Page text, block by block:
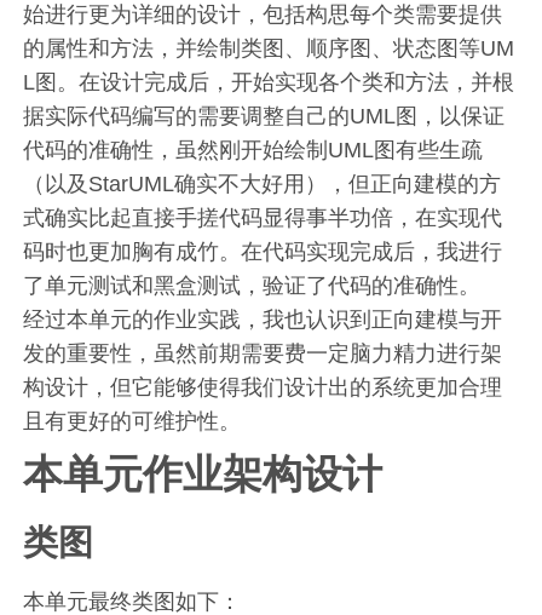
始进行更为详细的设计，包括构思每个类需要提供
的属性和方法，并绘制类图、顺序图、状态图等UM
L图。在设计完成后，开始实现各个类和方法，并根
据实际代码编写的需要调整自己的UML图，以保证
代码的准确性，虽然刚开始绘制UML图有些生疏
（以及StarUML确实不大好用），但正向建模的方
式确实比起直接手搓代码显得事半功倍，在实现代
码时也更加胸有成竹。在代码实现完成后，我进行
了单元测试和黑盒测试，验证了代码的准确性。
经过本单元的作业实践，我也认识到正向建模与开
发的重要性，虽然前期需要费一定脑力精力进行架
构设计，但它能够使得我们设计出的系统更加合理
且有更好的可维护性。
本单元作业架构设计
类图
本单元最终类图如下：